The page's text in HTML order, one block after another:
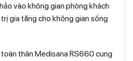
vào không gian phòng khách
gia tăng cho không gian sống
thân Medisana RS660 cung